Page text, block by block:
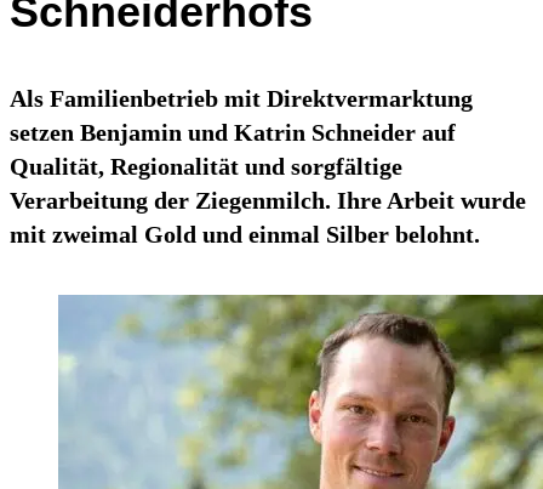
Schneiderhofs
Als Familienbetrieb mit Direktvermarktung
setzen Benjamin und Katrin Schneider auf
Qualität, Regionalität und sorgfältige
Verarbeitung der Ziegenmilch. Ihre Arbeit wurde
mit zweimal Gold und einmal Silber belohnt.